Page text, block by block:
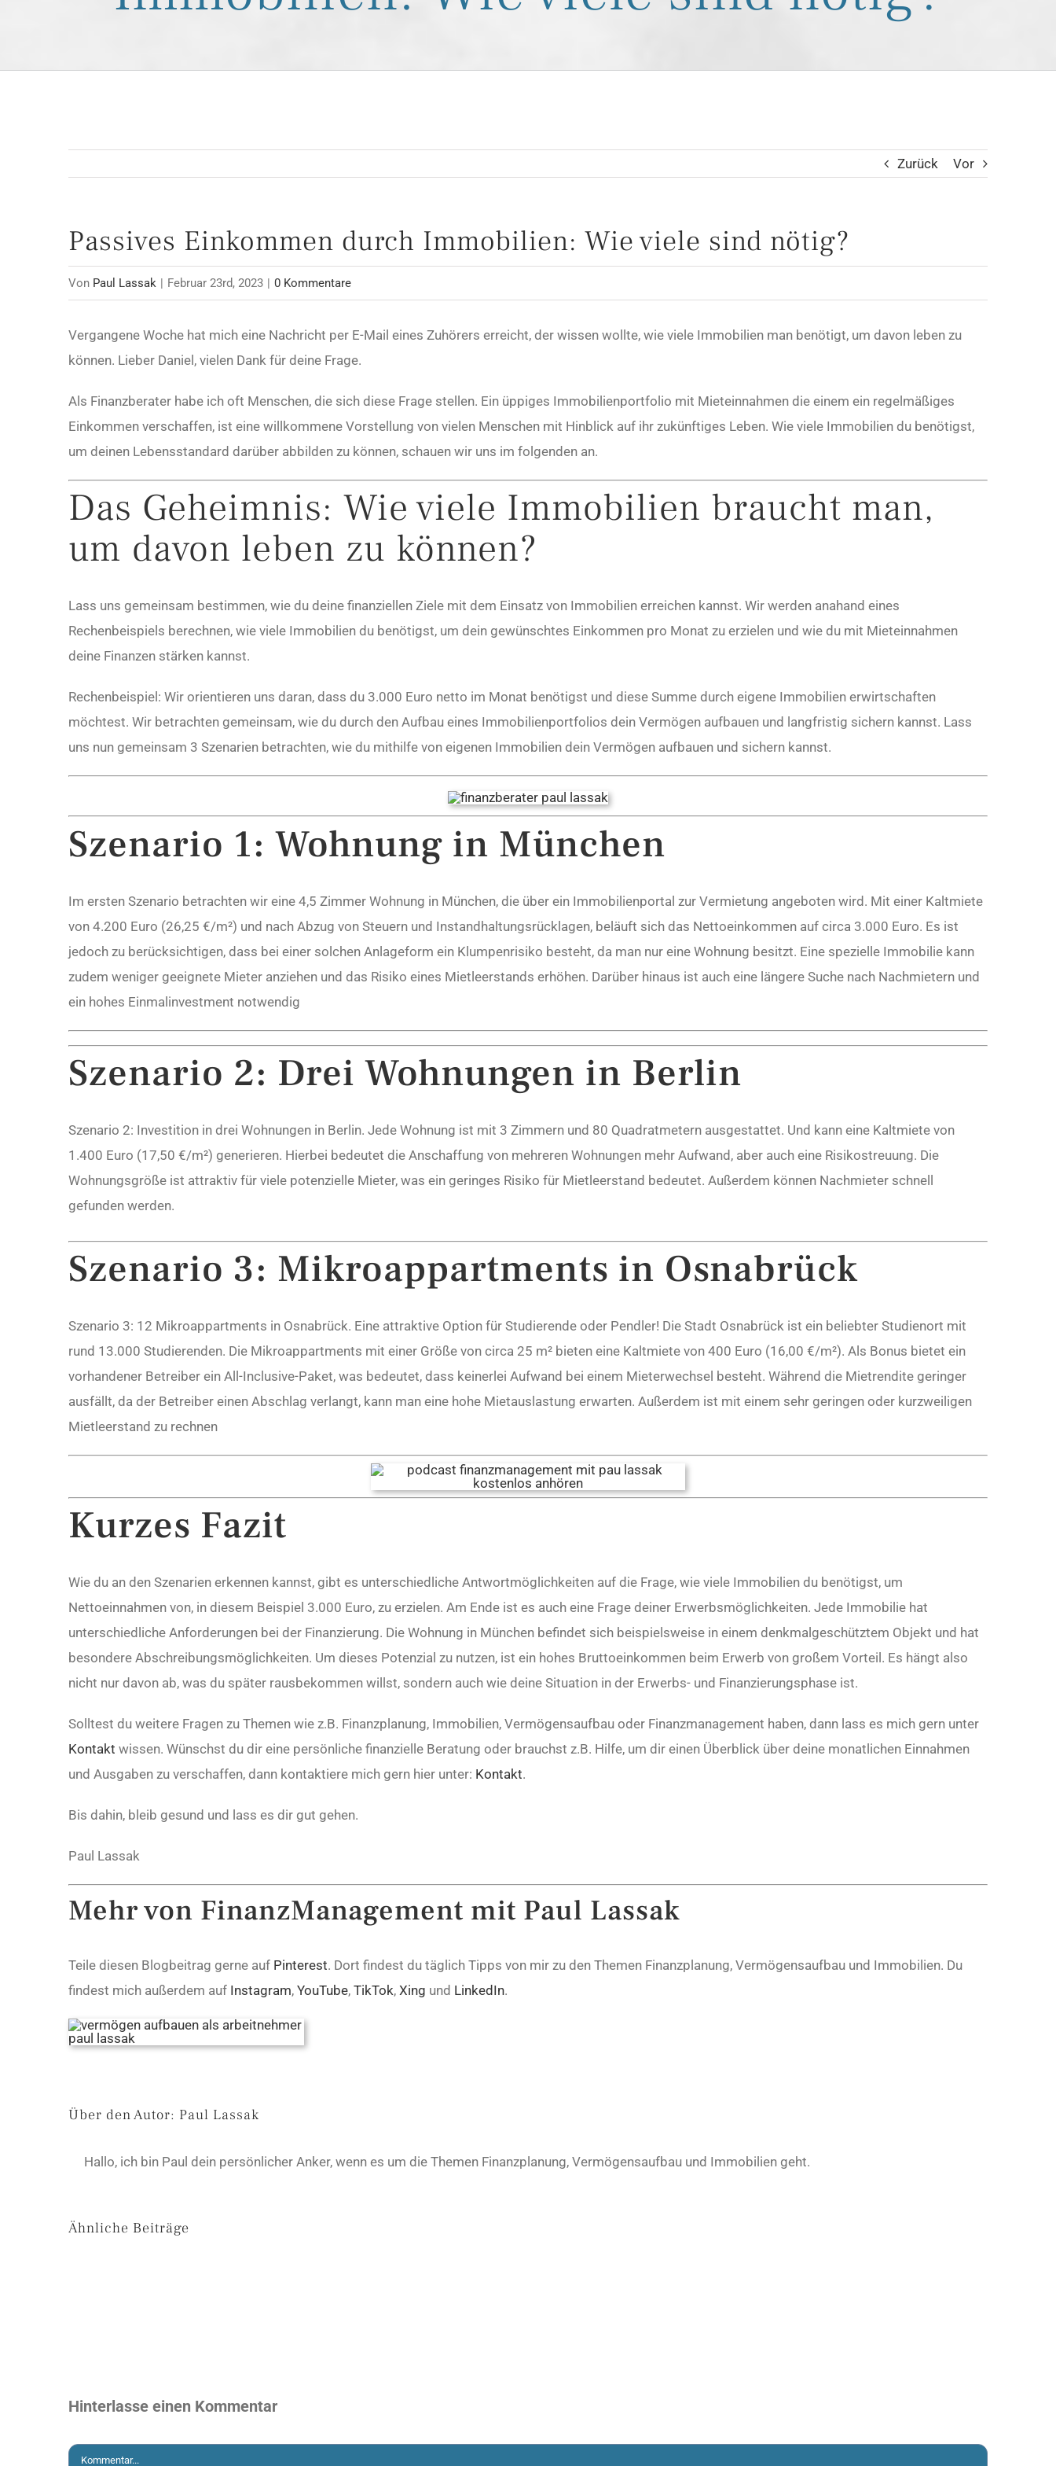
Zurück Vor
Passives Einkommen durch Immobilien: Wie viele sind nötig?
Von Paul Lassak | Februar 23rd, 2023 | 0 Kommentare
Vergangene Woche hat mich eine Nachricht per E-Mail eines Zuhörers erreicht, der wissen wollte, wie viele Immobilien man benötigt, um davon leben zu
können. Lieber Daniel, vielen Dank für deine Frage.
Als Finanzberater habe ich oft Menschen, die sich diese Frage stellen. Ein üppiges Immobilienportfolio mit Mieteinnahmen die einem ein regelmäßiges
Einkommen verschaffen, ist eine willkommene Vorstellung von vielen Menschen mit Hinblick auf ihr zukünftiges Leben. Wie viele Immobilien du benötigst,
um deinen Lebensstandard darüber abbilden zu können, schauen wir uns im folgenden an.
Das Geheimnis: Wie viele Immobilien braucht man,
um davon leben zu können?
Lass uns gemeinsam bestimmen, wie du deine finanziellen Ziele mit dem Einsatz von Immobilien erreichen kannst. Wir werden anahand eines
Rechenbeispiels berechnen, wie viele Immobilien du benötigst, um dein gewünschtes Einkommen pro Monat zu erzielen und wie du mit Mieteinnahmen
deine Finanzen stärken kannst.
Rechenbeispiel: Wir orientieren uns daran, dass du 3.000 Euro netto im Monat benötigst und diese Summe durch eigene Immobilien erwirtschaften
möchtest. Wir betrachten gemeinsam, wie du durch den Aufbau eines Immobilienportfolios dein Vermögen aufbauen und langfristig sichern kannst. Lass
uns nun gemeinsam 3 Szenarien betrachten, wie du mithilfe von eigenen Immobilien dein Vermögen aufbauen und sichern kannst.
Szenario 1: Wohnung in München
Im ersten Szenario betrachten wir eine 4,5 Zimmer Wohnung in München, die über ein Immobilienportal zur Vermietung angeboten wird. Mit einer Kaltmiete
von 4.200 Euro (26,25 €/m²) und nach Abzug von Steuern und Instandhaltungsrücklagen, beläuft sich das Nettoeinkommen auf circa 3.000 Euro. Es ist
jedoch zu berücksichtigen, dass bei einer solchen Anlageform ein Klumpenrisiko besteht, da man nur eine Wohnung besitzt. Eine spezielle Immobilie kann
zudem weniger geeignete Mieter anziehen und das Risiko eines Mietleerstands erhöhen. Darüber hinaus ist auch eine längere Suche nach Nachmietern und
ein hohes Einmalinvestment notwendig
Szenario 2: Drei Wohnungen in Berlin
Szenario 2: Investition in drei Wohnungen in Berlin. Jede Wohnung ist mit 3 Zimmern und 80 Quadratmetern ausgestattet. Und kann eine Kaltmiete von
1.400 Euro (17,50 €/m²) generieren. Hierbei bedeutet die Anschaffung von mehreren Wohnungen mehr Aufwand, aber auch eine Risikostreuung. Die
Wohnungsgröße ist attraktiv für viele potenzielle Mieter, was ein geringes Risiko für Mietleerstand bedeutet. Außerdem können Nachmieter schnell
gefunden werden.
Szenario 3: Mikroappartments in Osnabrück
Szenario 3: 12 Mikroappartments in Osnabrück. Eine attraktive Option für Studierende oder Pendler! Die Stadt Osnabrück ist ein beliebter Studienort mit
rund 13.000 Studierenden. Die Mikroappartments mit einer Größe von circa 25 m² bieten eine Kaltmiete von 400 Euro (16,00 €/m²). Als Bonus bietet ein
vorhandener Betreiber ein All-Inclusive-Paket, was bedeutet, dass keinerlei Aufwand bei einem Mieterwechsel besteht. Während die Mietrendite geringer
ausfällt, da der Betreiber einen Abschlag verlangt, kann man eine hohe Mietauslastung erwarten. Außerdem ist mit einem sehr geringen oder kurzweiligen
Mietleerstand zu rechnen
Kurzes Fazit
Wie du an den Szenarien erkennen kannst, gibt es unterschiedliche Antwortmöglichkeiten auf die Frage, wie viele Immobilien du benötigst, um
Nettoeinnahmen von, in diesem Beispiel 3.000 Euro, zu erzielen. Am Ende ist es auch eine Frage deiner Erwerbsmöglichkeiten. Jede Immobilie hat
unterschiedliche Anforderungen bei der Finanzierung. Die Wohnung in München befindet sich beispielsweise in einem denkmalgeschütztem Objekt und hat
besondere Abschreibungsmöglichkeiten. Um dieses Potenzial zu nutzen, ist ein hohes Bruttoeinkommen beim Erwerb von großem Vorteil. Es hängt also
nicht nur davon ab, was du später rausbekommen willst, sondern auch wie deine Situation in der Erwerbs- und Finanzierungsphase ist.
Solltest du weitere Fragen zu Themen wie z.B. Finanzplanung, Immobilien, Vermögensaufbau oder Finanzmanagement haben, dann lass es mich gern unter
Kontakt wissen. Wünschst du dir eine persönliche finanzielle Beratung oder brauchst z.B. Hilfe, um dir einen Überblick über deine monatlichen Einnahmen
und Ausgaben zu verschaffen, dann kontaktiere mich gern hier unter: Kontakt.
Bis dahin, bleib gesund und lass es dir gut gehen.
Paul Lassak
Mehr von FinanzManagement mit Paul Lassak
Teile diesen Blogbeitrag gerne auf Pinterest. Dort findest du täglich Tipps von mir zu den Themen Finanzplanung, Vermögensaufbau und Immobilien. Du
findest mich außerdem auf Instagram, YouTube, TikTok, Xing und LinkedIn.
Über den Autor: Paul Lassak
Hallo, ich bin Paul dein persönlicher Anker, wenn es um die Themen Finanzplanung, Vermögensaufbau und Immobilien geht.
Ähnliche Beiträge
Hinterlasse einen Kommentar
Kommentar